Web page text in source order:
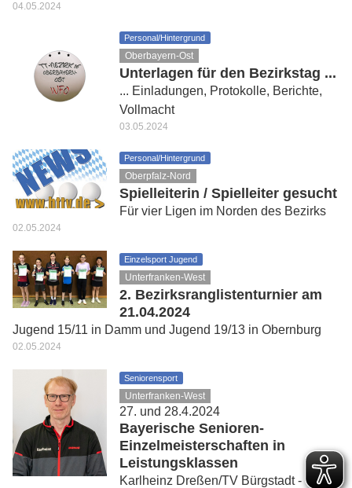
04.05.2024
Personal/Hintergrund
Oberbayern-Ost
Unterlagen für den Bezirkstag ...
... Einladungen, Protokolle, Berichte,
Vollmacht
03.05.2024
Personal/Hintergrund
Oberpfalz-Nord
Spielleiterin / Spielleiter gesucht
Für vier Ligen im Norden des Bezirks
02.05.2024
Einzelsport Jugend
Unterfranken-West
2. Bezirksranglistenturnier am
21.04.2024
Jugend 15/11 in Damm und Jugend 19/13 in Obernburg
02.05.2024
Seniorensport
Unterfranken-West
27. und 28.4.2024
Bayerische Senioren-
Einzelmeisterschaften in
Leistungsklassen
Karlheinz Dreßen/TV Bürgstadt -